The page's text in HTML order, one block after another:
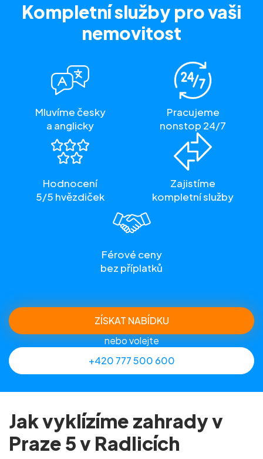
Kompletní služby pro vaši
nemovitost
Mluvíme česky
a anglicky
Pracujeme
nonstop 24/7
Hodnocení
5/5 hvězdiček
Zajistíme
kompletní služby
Férové ceny
bez příplatků
ZÍSKAT NABÍDKU
nebo volejte
+420 777 500 600
Jak vyklízíme zahrady v
Praze 5 v Radlicích